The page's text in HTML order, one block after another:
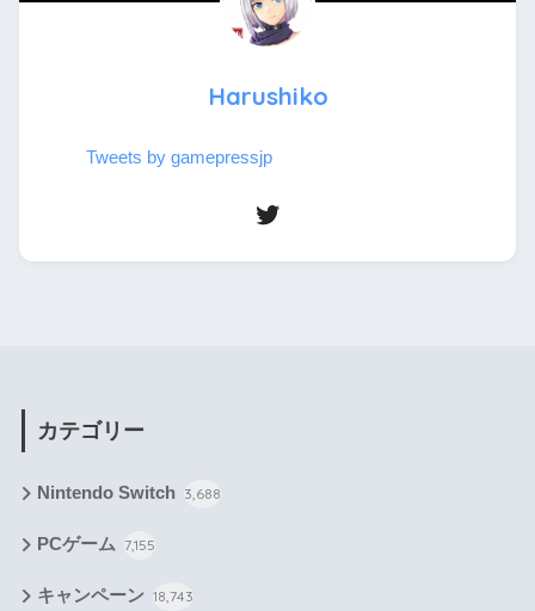
Harushiko
Tweets by gamepressjp
カテゴリー
Nintendo Switch 3,688
PCゲーム 7,155
キャンペーン 18,743